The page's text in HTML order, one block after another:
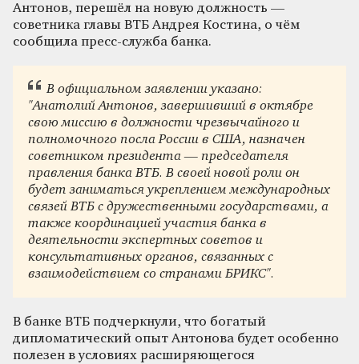
Антонов, перешёл на новую должность —
советника главы ВТБ Андрея Костина, о чём
сообщила пресс-служба банка.
В официальном заявлении указано:
"Анатолий Антонов, завершивший в октябре
свою миссию в должности чрезвычайного и
полномочного посла России в США, назначен
советником президента — председателя
правления банка ВТБ. В своей новой роли он
будет заниматься укреплением международных
связей ВТБ с дружественными государствами, а
также координацией участия банка в
деятельности экспертных советов и
консультативных органов, связанных с
взаимодействием со странами БРИКС".
В банке ВТБ подчеркнули, что богатый
дипломатический опыт Антонова будет особенно
полезен в условиях расширяющегося